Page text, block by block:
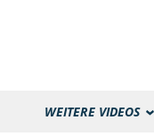
WEITERE VIDEOS